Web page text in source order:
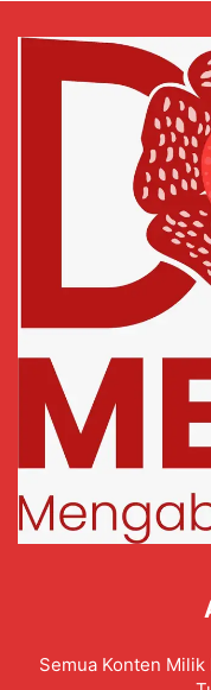
Semua Konten